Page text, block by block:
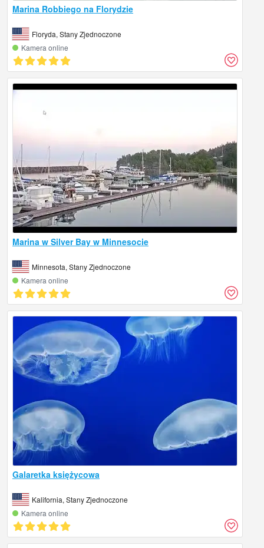
Marina Robbiego na Florydzie
Floryda, Stany Zjednoczone
Kamera online
Marina w Silver Bay w Minnesocie
Minnesota, Stany Zjednoczone
Kamera online
Galaretka księżycowa
Kalifornia, Stany Zjednoczone
Kamera online